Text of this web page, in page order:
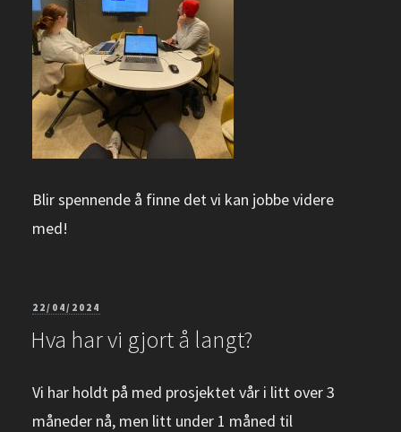
Blir spennende å finne det vi kan jobbe videre
med!
PUBLISERT
22/04/2024
Hva har vi gjort å langt?
Vi har holdt på med prosjektet vår i litt over 3
måneder nå, men litt under 1 måned til